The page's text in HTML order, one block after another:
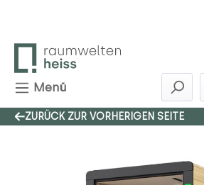
Menü
ZURÜCK ZUR VORHERIGEN SEITE
Bildergalerie überspringen